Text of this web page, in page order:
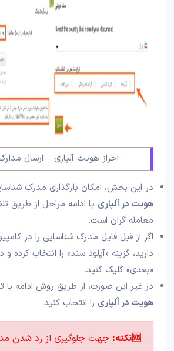
احراز هویت آلپاری – ارسال
در این بخش، امکان بارگذاری مدرک
هویت در آلپاری یا ادامه مراحل از طریق
معامله گران است.
اگر از قبل فایل مدرک شناسایی را در
دارید، گزینه «آپلود سند» را انتخاب کرده و
«بعدی» کلیک کنید.
در غیر این صورت، از طریق روش ادامه با
هویت در آلپاری را انتخاب کنید.
🆘نکته:
جهت جلوگیری از رد شدن